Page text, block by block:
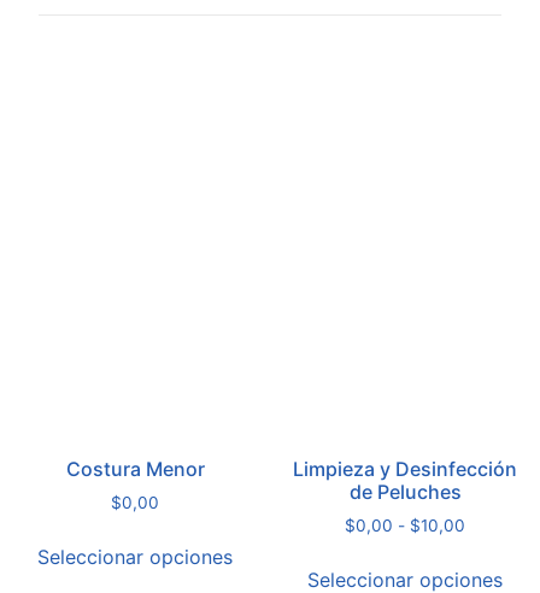
Costura Menor
$0,00
Seleccionar opciones
Limpieza y Desinfección
de Peluches
$0,00 - $10,00
Seleccionar opciones